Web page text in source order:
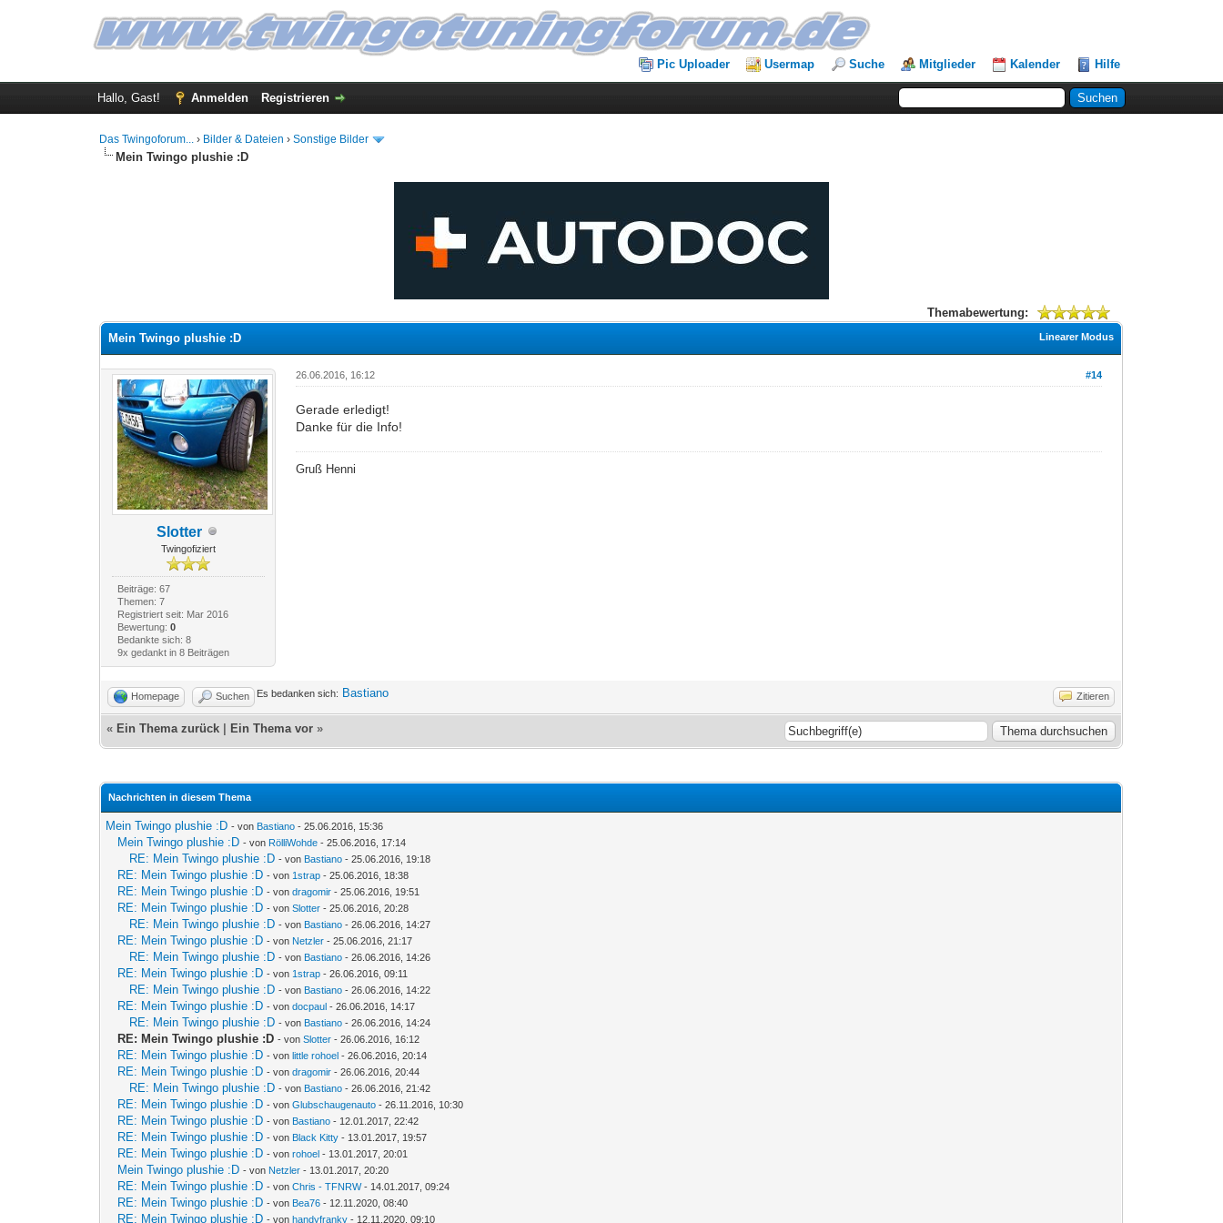
Pic Uploader Usermap Suche Mitglieder Kalender Hilfe
Hallo, Gast! Anmelden Registrieren
Das Twingoforum... › Bilder & Dateien ›Sonstige Bilder
Mein Twingo plushie :D
Themabewertung:
Linearer Modus
Mein Twingo plushie :D
Slotter
Twingofiziert
Beiträge: 67
Themen: 7
Registriert seit: Mar 2016
Bewertung: 0
Bedankte sich: 8
9x gedankt in 8 Beiträgen
#14
26.06.2016, 16:12
Gerade erledigt!
Danke für die Info!
Gruß Henni
Homepage Suchen Zitieren
Es bedanken sich: Bastiano
« Ein Thema zurück Ein Thema vor »
Nachrichten in diesem Thema
Mein Twingo plushie :D - von Bastiano - 25.06.2016, 15:36
Mein Twingo plushie :D - von RölliWohde - 25.06.2016, 17:14
RE: Mein Twingo plushie :D - von Bastiano - 25.06.2016, 19:18
RE: Mein Twingo plushie :D - von 1strap - 25.06.2016, 18:38
RE: Mein Twingo plushie :D - vondragomir - 25.06.2016, 19:51
RE: Mein Twingo plushie :D - vonSlotter - 25.06.2016, 20:28
RE: Mein Twingo plushie :D - von Bastiano - 26.06.2016, 14:27
RE: Mein Twingo plushie :D - von Netzler - 25.06.2016, 21:17
RE: Mein Twingo plushie :D - von Bastiano - 26.06.2016, 14:26
RE: Mein Twingo plushie :D - von 1strap - 26.06.2016, 09:11
RE: Mein Twingo plushie :D - von Bastiano - 26.06.2016, 14:22
RE: Mein Twingo plushie :D - vondocpaul - 26.06.2016, 14:17
RE: Mein Twingo plushie :D - von Bastiano - 26.06.2016, 14:24
RE: Mein Twingo plushie :D - vonSlotter - 26.06.2016, 16:12
RE: Mein Twingo plushie :D - vonlittle rohoel - 26.06.2016, 20:14
RE: Mein Twingo plushie :D - vondragomir - 26.06.2016, 20:44
RE: Mein Twingo plushie :D - von Bastiano - 26.06.2016, 21:42
RE: Mein Twingo plushie :D - vonGlubschaugenauto - 26.11.2016, 10:30
RE: Mein Twingo plushie :D - von Bastiano - 12.01.2017, 22:42
RE: Mein Twingo plushie :D - von Black Kitty - 13.01.2017, 19:57
RE: Mein Twingo plushie :D - vonrohoel - 13.01.2017, 20:01
Mein Twingo plushie :D - von Netzler - 13.01.2017, 20:20
RE: Mein Twingo plushie :D - vonChris - TFNRW- 14.01.2017, 09:24
RE: Mein Twingo plushie :D - von Bea76 - 12.11.2020, 08:40
RE: Mein Twingo plushie :D - vonhandyfranky - 12.11.2020, 09:10